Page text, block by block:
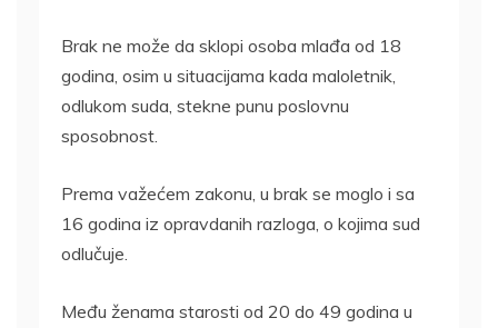
Brak ne može da sklopi osoba mlađa od 18
godina, osim u situacijama kada maloletnik,
odlukom suda, stekne punu poslovnu
sposobnost.
Prema važećem zakonu, u brak se moglo i sa
16 godina iz opravdanih razloga, o kojima sud
odlučuje.
Među ženama starosti od 20 do 49 godina u